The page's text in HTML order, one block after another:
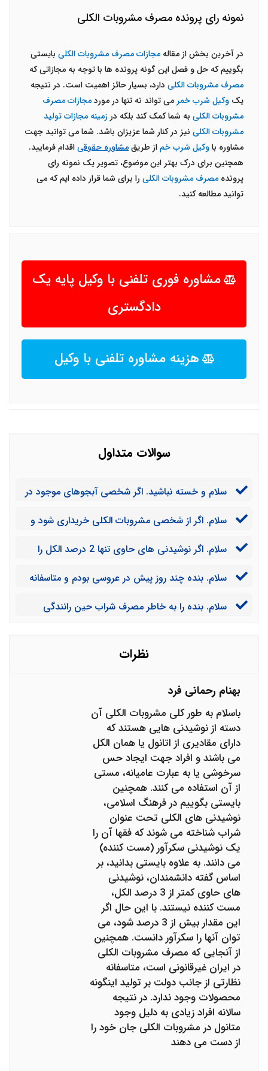
نمونه رای پرونده مصرف مشروبات الکلی
در آخرین بخش از مقاله مجازات مصرف مشروبات الکلی بایستی
بگوییم که حل و فصل این گونه پرونده ها با توجه به مجازاتی که
مصرف مشروبات الکلی دارد، بسیار حائز اهمیت است. در نتیجه
یک وکیل شرب خمر می تواند نه تنها در موردمجازات مصرف
مشروبات الکلی به شما کمک کند بلکه در زمینه مجازات تولید
مشروبات الکلی نیز در کنار شما عزیزان باشد. شما می توانید جهت
مشاوره باوکیل شرب خماز طریقمشاوره حقوقیاقدام فرمایید.
همچنین برای درک بهتر این موضوع، تصویر یک نمونه رای
پرونده مصرف مشروبات الکلیرا برای شما قرار داده ایم که می
توانید مطالعه کنید.
مشاوره فوری تلفنی با وکیل پایه یک
دادگستری
هزینه مشاوره تلفنی با وکیل
سوالات متداول
سلام و خسته نباشید. اگر شخصی آبجوهای موجود در
است؟سلام. اگر از شخصی مشروبات الکلی خریداری شود و
توان از فروشنده شکایت کرد؟
سلام. اگر نوشیدنی های حاوی تنها 2 درصد الکل را
مشروبات الکلی در انتظار ماست؟
سلام. بنده چند روز پیش در عروسی بودم و متاسفانه
112 را نشان داد. چه مجازاتی متحمل می شوم؟
سلام. بنده را به خاطر مصرف شراب حین رانندگی
نظرات
بهنام رحمانی فرد
باسلام به طور کلی مشروبات الکلی آن
دسته از نوشیدنی هایی هستند که
دارای مقادیری از اتانول یا همان الکل
می باشند و افراد جهت ایجاد حس
سرخوشی یا به عبارت عامیانه، مستی
از آن استفاده می کنند. همچنین
بایستی بگوییم در فرهنگ اسلامی،
نوشیدنی های الکلی تحت عنوان
شراب شناخته می شوند که فقها آن را
یک نوشیدنی سکرآور (مست کننده)
می دانند. به علاوه بایستی بدانید، بر
اساس گفته دانشمندان، نوشیدنی
های حاوی کمتر از 3 درصد الکل،
مست کننده نیستند. با این حال اگر
این مقدار بیش از 3 درصد شود، می
توان آنها را سکرآور دانست. همچنین
از آنجایی که مصرف مشروبات الکلی
در ایران غیرقانونی است، متاسفانه
نظارتی از جانب دولت بر تولید اینگونه
محصولات وجود ندارد. در نتیجه
سالانه افراد زیادی به دلیل وجود
متانول در مشروبات الکلی جان خود را
از دست می دهند